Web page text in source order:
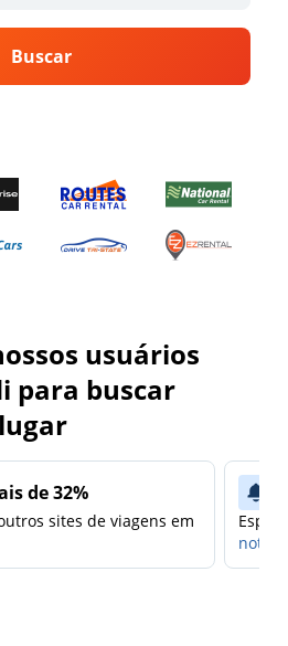
Buscar
usuários
para buscar
de 32%
sites de viagens em